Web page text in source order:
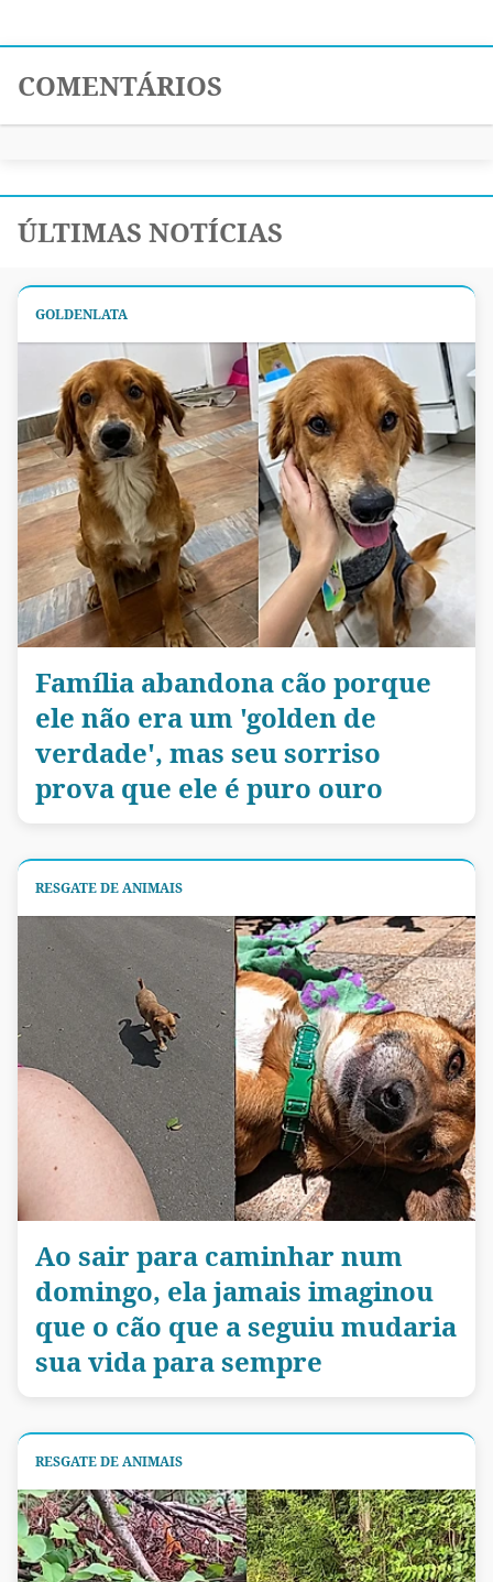
COMENTÁRIOS
ÚLTIMAS NOTÍCIAS
GOLDENLATA
Família abandona cão porque
ele não era um 'golden de
verdade', mas seu sorriso
prova que ele é puro ouro
RESGATE DE ANIMAIS
Ao sair para caminhar num
domingo, ela jamais imaginou
que o cão que a seguiu mudaria
sua vida para sempre
RESGATE DE ANIMAIS